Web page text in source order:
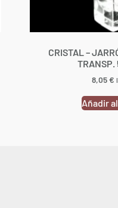
CRISTAL –
TRANSP.
8,05€
Añadir